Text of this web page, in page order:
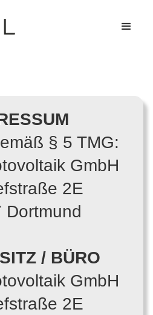
§ 5 TMG:
GmbH
2E
Dortmund
/ BÜRO
GmbH
2E